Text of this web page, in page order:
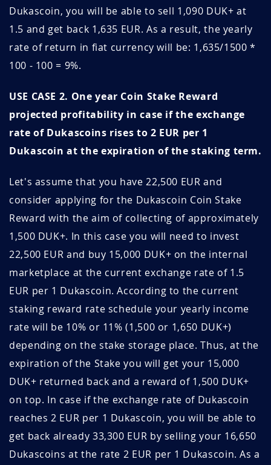
sm52qxKu Juin 05, 2026 Septembre 05, 2026
EP6ubpz6 Juin 05, 2026 Septembre 05, 2026
EA5b4y07 Juin 02, 2026
VD5PcBLv Juin 01, 2026 Juin 01, 2027
VqilhEEL Mai 29, 2026 Mai 29, 2027
Mai 26, 2026
BCy41xso Mai 22, 2026 Mai 22, 2027
54Cnk2wD Mai 21, 2026 Août 21, 2026
QNR16pJX Mai 18, 2026 Août 18, 2026
a6OCDnq6 Mai 18, 2026 Août 18, 2026
Kp0D0YHQ Mai 18, 2026 Août 18, 2026
XsMMGFr5 Mai 06, 2026 Mai 06, 2027
Fh1BalgE Avril 29, 2026 Avril 29, 2027
ripckZni Avril 27, 2026 Avril 27, 2027
Dukascoin, you will be able to sell 1,090 DUK+ at
1.5 and get back 1,635 EUR. As a result, the yearly
rate of return in fiat currency will be: 1,635/1500 *
100 - 100 = 9%.
USE CASE 2. One year Coin Stake Reward
projected profitability in case if the exchange
rate of Dukascoins rises to 2 EUR per 1
Dukascoin at the expiration of the staking term.
Let's assume that you have 22,500 EUR and
consider applying for the Dukascoin Coin Stake
Reward with the aim of collecting of approximately
1,500 DUK+. In this case you will need to invest
22,500 EUR and buy 15,000 DUK+ on the internal
marketplace at the current exchange rate of 1.5
EUR per 1 Dukascoin. According to the current
staking reward rate schedule your yearly income
rate will be 10% or 11% (1,500 or 1,650 DUK+)
depending on the stake storage place. Thus, at the
expiration of the Stake you will get your 15,000
DUK+ returned back and a reward of 1,500 DUK+
on top. In case if the exchange rate of Dukascoin
reaches 2 EUR per 1 Dukascoin, you will be able to
get back already 33,300 EUR by selling your 16,650
Dukascoins at the rate 2 EUR per 1 Dukascoin. As a